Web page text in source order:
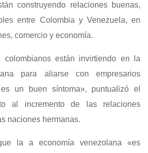
construyendo relaciones buenas,
entre Colombia y Venezuela, en
comercio y economía.
colombianos están invirtiendo en la
para aliarse con empresarios
un buen síntoma», puntualizó el
al incremento de las relaciones
naciones hermanas.
la a economía venezolana «es